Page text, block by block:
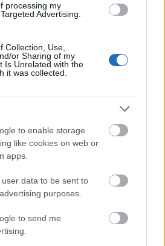
processing my
Advertising.
Collection, Use,
or Sharing of my
Is Unrelated with the
it was collected.
to enable storage
like cookies on web or
apps.
data to be sent to
purposes.
to send me
a drágulás
az ukránok
miatt